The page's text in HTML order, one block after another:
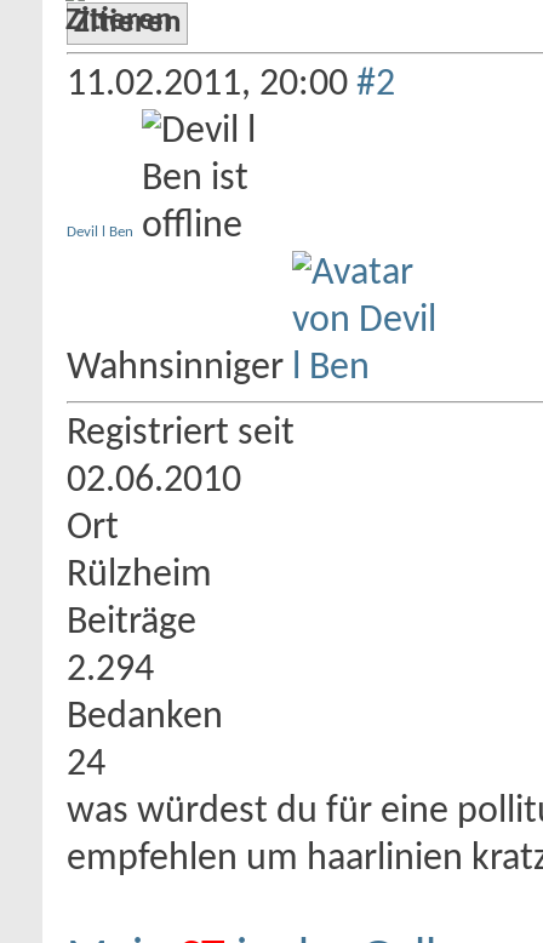
Zitieren
11.02.2011, 20:00 #2
Devil l Ben
Wahnsinniger
Registriert seit
02.06.2010
Ort
Rülzheim
Beiträge
2.294
Bedanken
24
was würdest du für eine
empfehlen um haarlinien